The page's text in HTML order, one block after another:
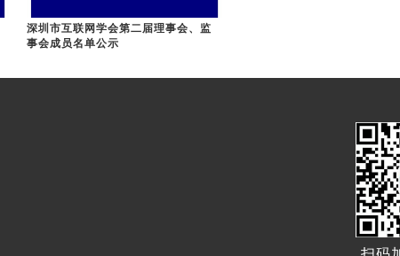
深圳市互联网学会第二届理事会、监
事会成员名单公示